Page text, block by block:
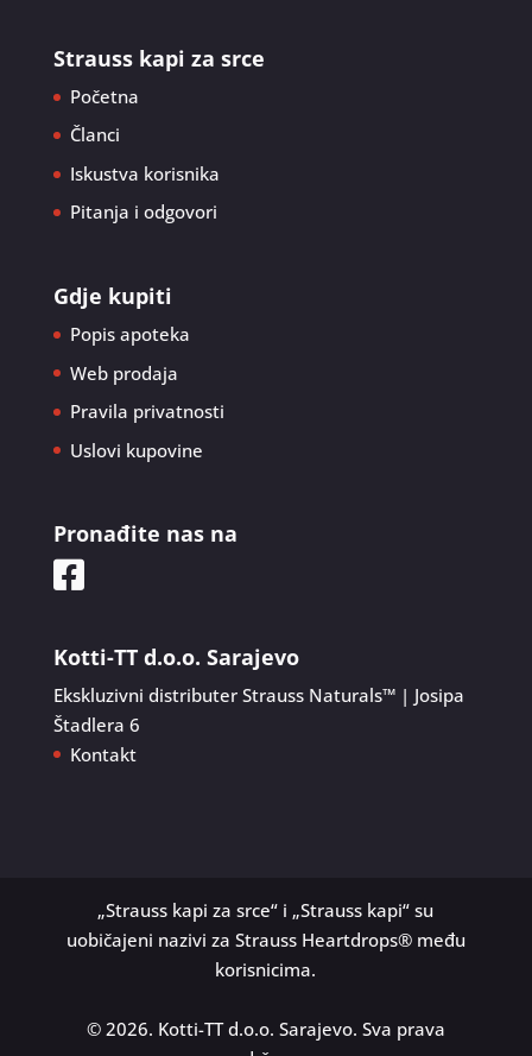
Strauss kapi za srce
Početna
Članci
Iskustva korisnika
Pitanja i odgovori
Gdje kupiti
Popis apoteka
Web prodaja
Pravila privatnosti
Uslovi kupovine
Pronađite nas na
Kotti-TT d.o.o. Sarajevo
Ekskluzivni distributer Strauss Naturals™ | Josipa
Štadlera 6
Kontakt
„Strauss kapi za srce“ i „Strauss kapi“ su
uobičajeni nazivi za Strauss Heartdrops® među
korisnicima.
© 2026. Kotti-TT d.o.o. Sarajevo. Sva prava